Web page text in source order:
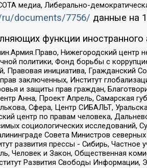
медиа, Либерально-
documents/7756/ данные на
функции иностранного
Нижегородский
политики, Фонд борьбы с
Правовая инициатива,
заключенных, Институт
и защиты прав граждан,
Анна, Проект Апрель, Самарская
Сфера, Центр СИБАЛЬТ,
центр по правам человека,
социологических
Совета Министров
развития прессы - Сибирь,
Человек и Закон, Общественная
Развития Свободы